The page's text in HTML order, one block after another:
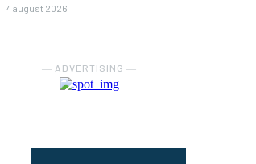
4 august 2026
― ADVERTISING ―